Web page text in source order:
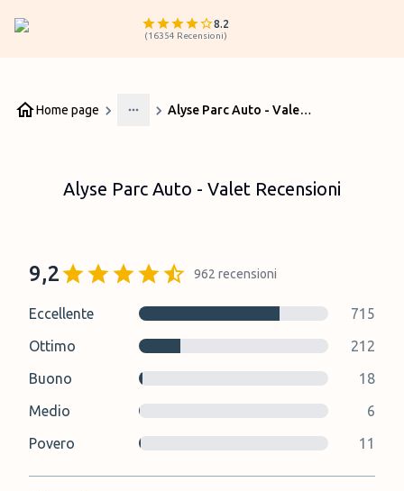
8.2
(16354 Recensioni)
Home page
More
Alyse Parc Auto - Valet Recensioni
Alyse Parc Auto - Valet Recensioni
9,2 962 recensioni
Eccellente
715
Ottimo
212
Buono
18
Medio
6
Povero
11